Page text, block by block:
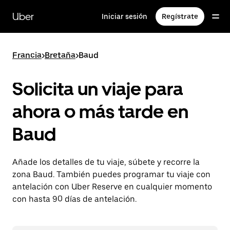
contenido
principal
Uber Iniciar sesión Regístrate
Francia>Bretaña>Baud
Solicita un viaje para
ahora o más tarde en
Baud
Añade los detalles de tu viaje, súbete y recorre la
zona Baud. También puedes programar tu viaje con
antelación con Uber Reserve en cualquier momento
con hasta 90 días de antelación.